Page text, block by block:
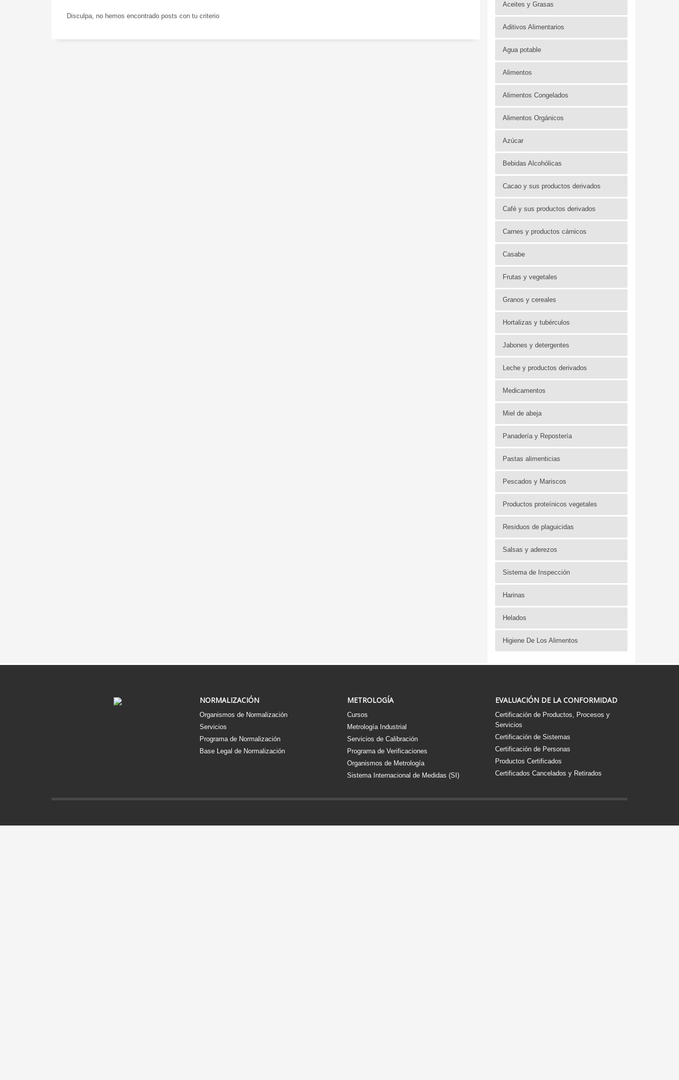
Disculpa, no hemos encontrado posts con tu criterio
Aceites y Grasas
Aditivos Alimentarios
Agua potable
Alimentos
Alimentos Congelados
Alimentos Orgánicos
Azúcar
Bebidas Alcohólicas
Cacao y sus productos derivados
Café y sus productos derivados
Carnes y productos cárnicos
Casabe
Frutas y vegetales
Granos y cereales
Hortalizas y tubérculos
Jabones y detergentes
Leche y productos derivados
Medicamentos
Miel de abeja
Panadería y Repostería
Pastas alimenticias
Pescados y Mariscos
Productos proteínicos vegetales
Residuos de plaguicidas
Salsas y aderezos
Sistema de Inspección
Harinas
Helados
Higiene De Los Alimentos
NORMALIZACIÓN
Organismos de Normalización
Servicios
Programa de Normalización
Base Legal de Normalización
METROLOGÍA
Cursos
Metrología Industrial
Servicios de Calibración
Programa de Verificaciones
Organismos de Metrología
Sistema Internacional de Medidas (SI)
EVALUACIÓN DE LA CONFORMIDAD
Certificación de Productos, Procesos y
Servicios
Certificación de Sistemas
Certificación de Personas
Productos Certificados
Certificados Cancelados y Retirados